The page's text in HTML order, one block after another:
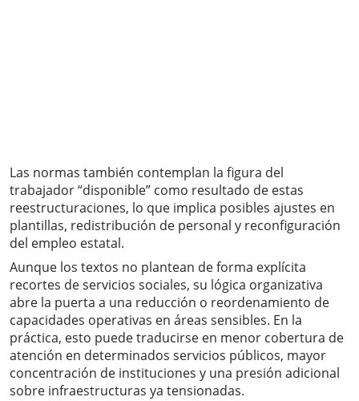
Las normas también contemplan la figura del
trabajador “disponible” como resultado de estas
reestructuraciones, lo que implica posibles ajustes en
plantillas, redistribución de personal y reconfiguración
del empleo estatal.
Aunque los textos no plantean de forma explícita
recortes de servicios sociales, su lógica organizativa
abre la puerta a una reducción o reordenamiento de
capacidades operativas en áreas sensibles. En la
práctica, esto puede traducirse en menor cobertura de
atención en determinados servicios públicos, mayor
concentración de instituciones y una presión adicional
sobre infraestructuras ya tensionadas.